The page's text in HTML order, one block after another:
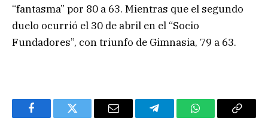
“fantasma” por 80 a 63. Mientras que el segundo
duelo ocurrió el 30 de abril en el “Socio
Fundadores”, con triunfo de Gimnasia, 79 a 63.
FacebookTwitter Email TelegramWhatsAppCopy